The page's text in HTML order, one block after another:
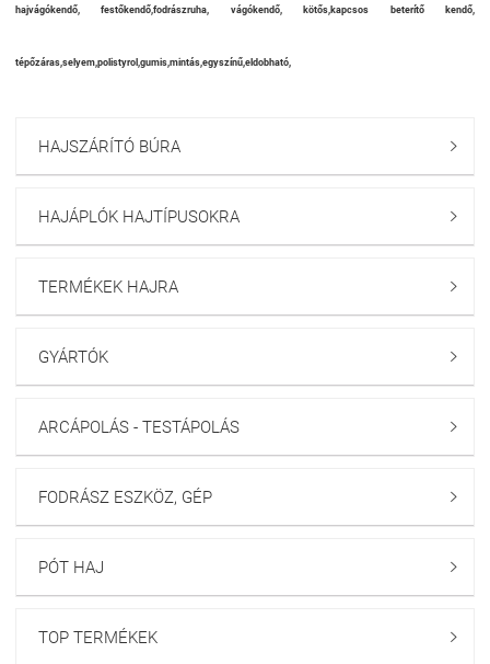
hajvágókendő, festőkendő,fodrászruha, vágókendő, kötős,kapcsos beterítő kendő,
tépőzáras,selyem,polistyrol,gumis,mintás,egyszínű,eldobható,
HAJSZÁRÍTÓ BÚRA 
HAJÁPLÓK HAJTÍPUSOKRA 
TERMÉKEK HAJRA 
GYÁRTÓK 
ARCÁPOLÁS - TESTÁPOLÁS 
FODRÁSZ ESZKÖZ, GÉP 
PÓT HAJ 
TOP TERMÉKEK 